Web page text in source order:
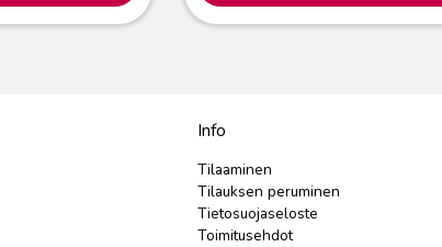
Info
Tilaaminen
Tilauksen peruminen
Tietosuojaseloste
Toimitusehdot